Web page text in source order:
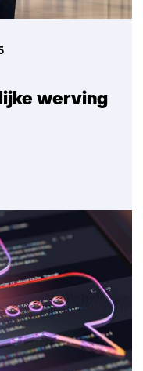
werving